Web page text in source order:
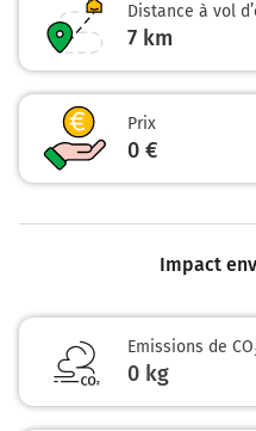
Distance à vol
7 km
Prix
0 €
Impact
Emissions de
0 kg